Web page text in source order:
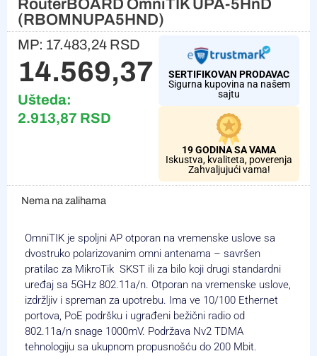
RouterBOARD OmniTIK UPA-5HnD
(RBOMNUPA5HND)
MP: 17.483,24 RSD
14.569,37 RSD
Ušteda:
2.913,87 RSD
SERTIFIKOVAN PRODAVAC
Sigurna kupovina na našem
sajtu
19 GODINA SA VAMA
Iskustva, kvaliteta, poverenja
Zahvaljujući vama!
Nema na zalihama
OmniTIK je spoljni AP otporan na vremenske uslove sa
dvostruko polarizovanim omni antenama – savršen
pratilac za MikroTik SKST ili za bilo koji drugi standardni
uređaj sa 5GHz 802.11a/n. Otporan na vremenske uslove,
izdržljiv i spreman za upotrebu. Ima ve 10/100 Ethernet
portova, PoE podršku i ugrađeni bežični radio od
802.11a/n snage 1000mV. Podržava Nv2 TDMA
tehnologiju sa ukupnom propusnošću do 200 Mbit.